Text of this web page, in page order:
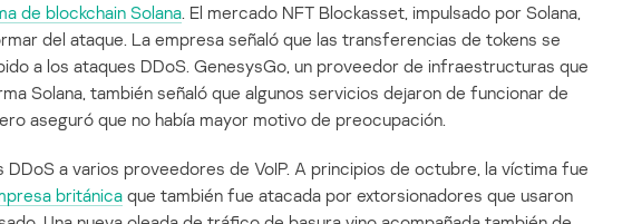
de blockchain Solana. El mercado NFT Blockasset, impulsado por Solana,
del ataque. La empresa señaló que las transferencias de tokens se
a los ataques DDoS. GenesysGo, un proveedor de infraestructuras que
Solana, también señaló que algunos servicios dejaron de funcionar de
aseguró que no había mayor motivo de preocupación.
DDoS a varios proveedores de VoIP. A principios de octubre, la víctima fue
británicaque también fue atacada por extorsionadores que usaron